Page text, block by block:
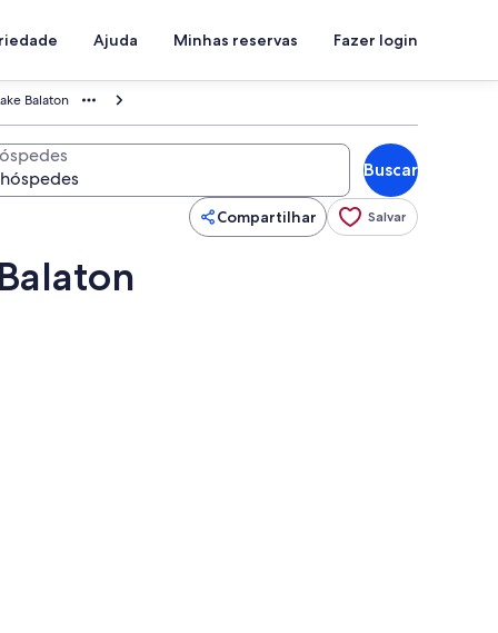
Ajuda Minhas reservas Fazer login
Balaton
Buscar
Compartilhar Salvar